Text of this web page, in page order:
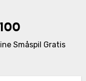
Småspil Gratis